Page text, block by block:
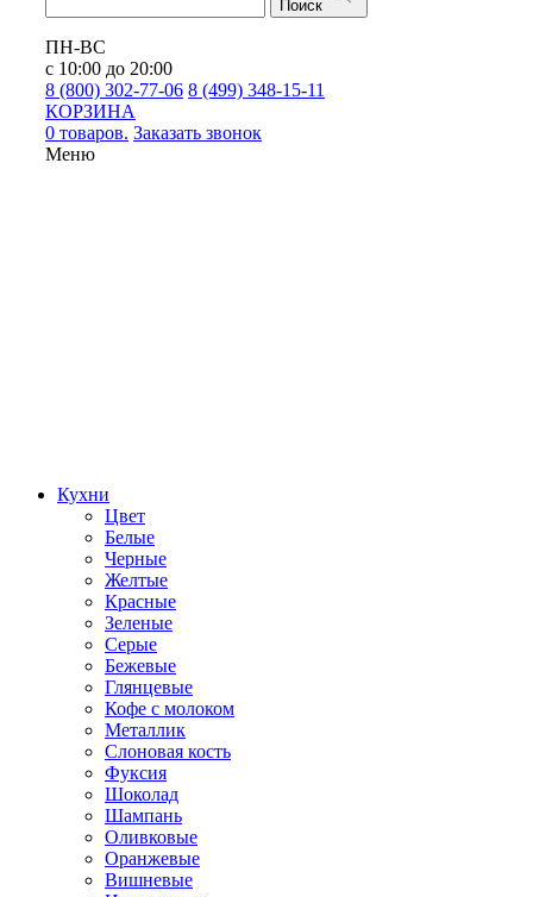
Поиск
ПН-ВС
с 10:00 до 20:00
8 (800) 302-77-06 8 (499) 348-15-11
КОРЗИНА
0 товаров. Заказать звонок
Меню
Кухни
Цвет
Белые
Черные
Желтые
Красные
Зеленые
Серые
Бежевые
Глянцевые
Кофе с молоком
Металлик
Слоновая кость
Фуксия
Шоколад
Шампань
Оливковые
Оранжевые
Вишневые